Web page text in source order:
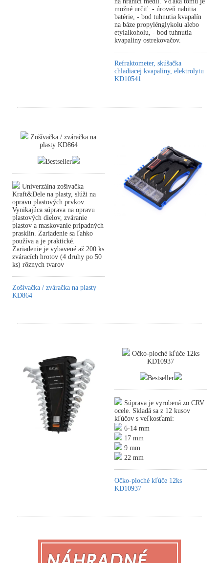
možné určiť: - úroveň nabitia
batérie, - bod tuhnutia kvapalín
na báze propylénglykolu alebo
etylalkoholu, - bod tuhnutia
kvapaliny ostrekovačov.
Refraktometer, skúšačka
chladiacej kvapaliny, elektrolytu
KD10541
Zošívačka / zváračka na
plasty KD864
Bestseller
Univerzálna zošívačka
Kraft&Dele na plasty, slúži na
opravu plastových prvkov.
Vynikajúca súprava na opravu
plastových dielov, zváranie
plastov a maskovanie prípadných
prasklín. Zariadenie sa ľahko
používa a je praktické.
Zariadenie je vybavené až 200 ks
zváracích hrotov (4 druhy po 50
ks) rôznych tvarov
Zošívačka / zváračka na plasty
KD864
Očko-ploché kľúče 12ks
KD10937
Bestseller
Súprava je vyrobená zo CRV
ocele. Skladá sa z 12 kusov
kľúčov s veľkosťami:
6-14 mm
17 mm
9 mm
22 mm
Očko-ploché kľúče 12ks
KD10937